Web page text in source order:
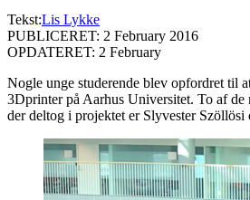
Tekst:Lis Lykke
PUBLICERET: 2 February 2016
OPDATERET: 2 February
Nogle unge studerende blev opfordret til
3Dprinter på Aarhus Universitet. To af de
der deltog i projektet er Slyvester